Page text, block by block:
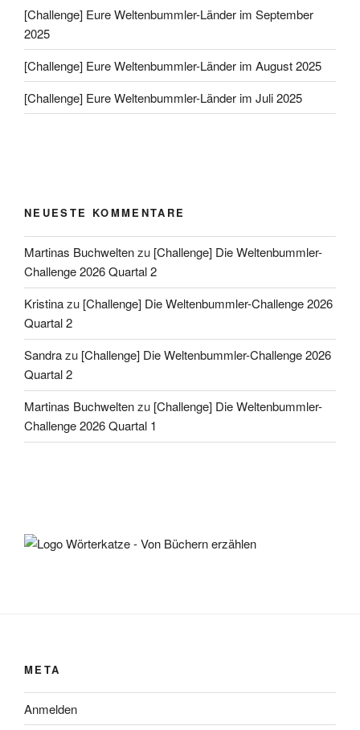
[Challenge] Eure Weltenbummler-Länder im September
2025
[Challenge] Eure Weltenbummler-Länder im August 2025
[Challenge] Eure Weltenbummler-Länder im Juli 2025
NEUESTE KOMMENTARE
Martinas Buchweltenzu [Challenge] Die Weltenbummler-
Challenge 2026 Quartal 2
Kristinazu [Challenge] Die Weltenbummler-Challenge 2026
Quartal 2
Sandrazu [Challenge] Die Weltenbummler-Challenge 2026
Quartal 2
Martinas Buchweltenzu [Challenge] Die Weltenbummler-
Challenge 2026 Quartal 1
META
Anmelden